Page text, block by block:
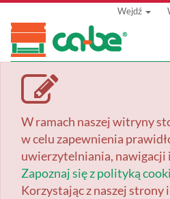
Wejdź
W ramach naszej witryny
w celu zapewnienia
uwierzytelniania, nawigacji
Zapoznaj się z polityką
Korzystając z naszej